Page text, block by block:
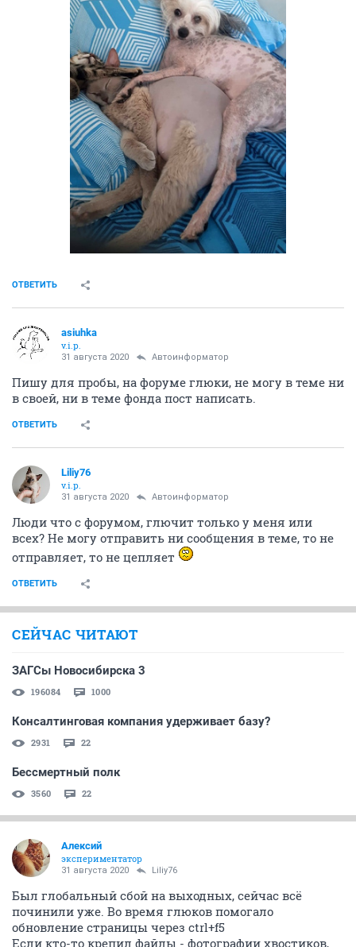
ОТВЕТИТЬ
asiuhka
v.i.p.
31 августа 2020 Автоинформатор
Пишу для пробы, на форуме глюки, не могу в теме ни
в своей, ни в теме фонда пост написать.
ОТВЕТИТЬ
Liliy76
v.i.p.
31 августа 2020 Автоинформатор
Люди что с форумом, глючит только у меня или
всех? Не могу отправить ни сообщения в теме, то не
отправляет, то не цепляет
ОТВЕТИТЬ
СЕЙЧАС ЧИТАЮТ
ЗАГСы Новосибирска 3
196084 1000
Консалтинговая компания удерживает базу?
2931 22
Бессмертный полк
3560 22
Алексий
экспериментатор
31 августа 2020 Liliy76
Был глобальный сбой на выходных, сейчас всё
починили уже. Во время глюков помогало
обновление страницы через ctrl+f5
Если кто-то крепил файлы - фотографии хвостиков,